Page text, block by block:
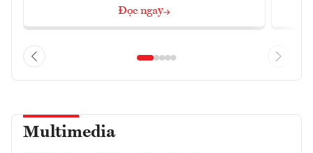
Đọc ngay
Multimedia